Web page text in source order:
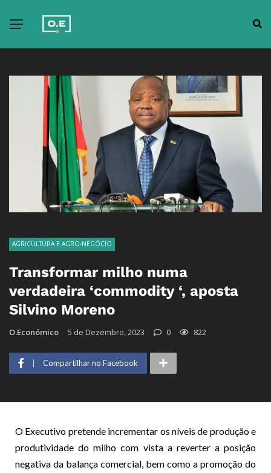
AGRICULTURA E AGRO-NEGÓCIO
Transformar milho numa
verdadeira ‘commodity ‘, aposta
Silvino Moreno
O.Económico 5 de Dezembro, 2023 0 822
Compartilhar no Facebook
O Executivo pretende incrementar os níveis de produção e
produtividade do milho com vista a reverter a posição
negativa da balança comercial, bem como a promoção do